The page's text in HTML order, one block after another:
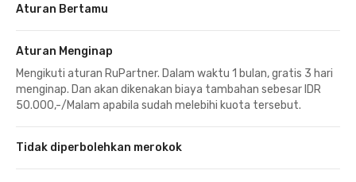
Aturan Bertamu
Aturan Menginap
Mengikuti aturan RuPartner. Dalam waktu 1 bulan, gratis 3 hari
menginap. Dan akan dikenakan biaya tambahan sebesar IDR
50.000,-/Malam apabila sudah melebihi kuota tersebut.
Tidak diperbolehkan merokok